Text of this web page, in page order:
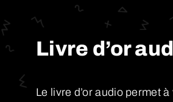
Livre d’or
Le livre d’or audio permet